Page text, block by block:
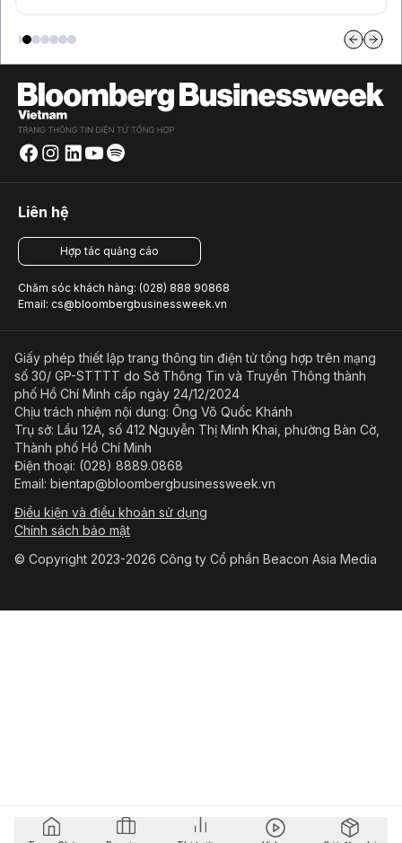
Liên hệ
Hợp tác quảng cáo
Chăm sóc khách hàng: (028) 888 90868
Email: cs@bloombergbusinessweek.vn
Giấy phép thiết lập trang thông tin điện tử tổng hợp trên mạng
số 30/ GP-STTTT do Sở Thông Tin và Truyền Thông thành
phố Hồ Chí Minh cấp ngày 24/12/2024
Chịu trách nhiệm nội dung: Ông Võ Quốc Khánh
Trụ sở: Lầu 12A, số 412 Nguyễn Thị Minh Khai, phường Bàn Cờ,
Thành phố Hồ Chí Minh
Điện thoại: (028) 8889.0868
Email: bientap@bloombergbusinessweek.vn
Điều kiện và điều khoản sử dụng
Chính sách bảo mật
© Copyright 2023-2026 Công ty Cổ phần Beacon Asia Media